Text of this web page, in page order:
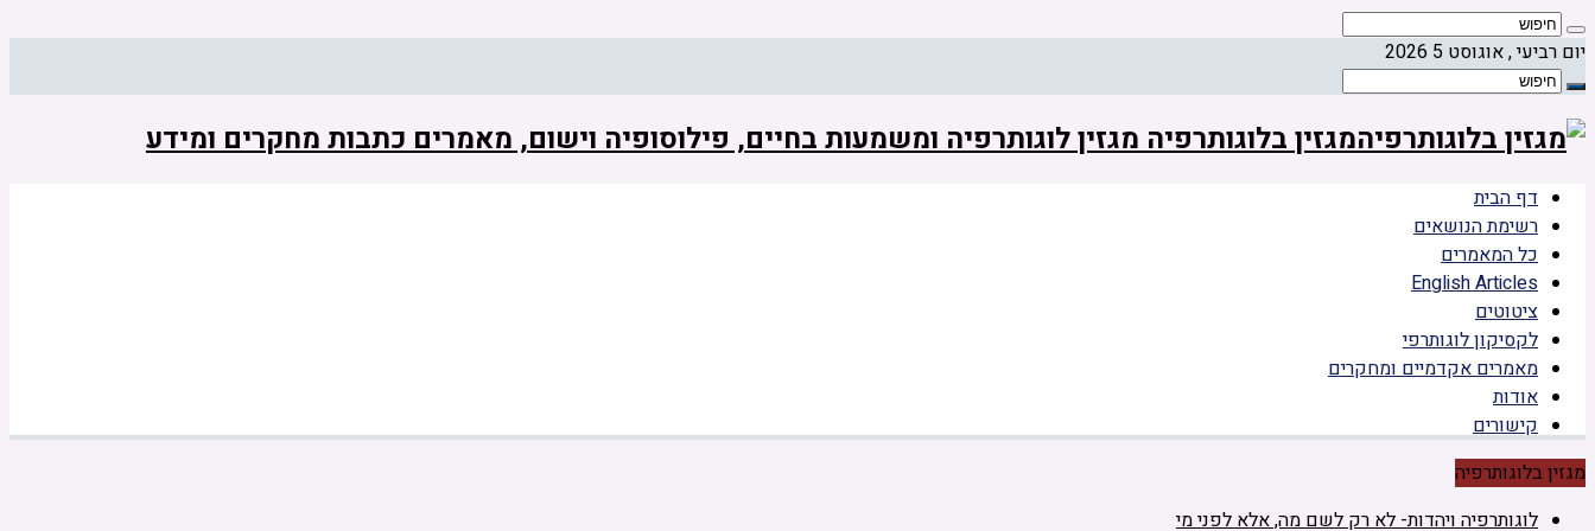
יום רביעי , אוגוסט 5 2026
מגזין בלוגותרפיה מגזין לוגותרפיה ומשמעות בחיים, פילוסופיה וישום, מאמרים כתבות מחקרים ומידע
דף הבית
רשימת הנושאים
כל המאמרים
English Articles
ציטוטים
לקסיקון לוגותרפי
מאמרים אקדמיים ומחקרים
אודות
קישורים
מגזין בלוגותרפיה
לוגותרפיה ויהדות- לא רק לשם מה, אלא לפני מי